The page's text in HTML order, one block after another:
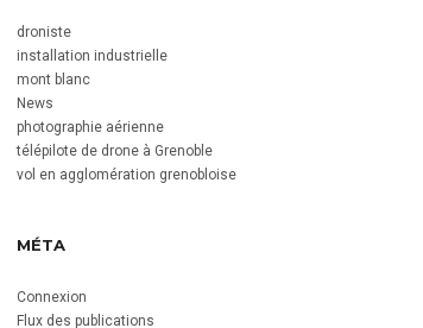
droniste
installation industrielle
mont blanc
News
photographie aérienne
télépilote de drone à Grenoble
vol en agglomération grenobloise
MÉTA
Connexion
Flux des publications